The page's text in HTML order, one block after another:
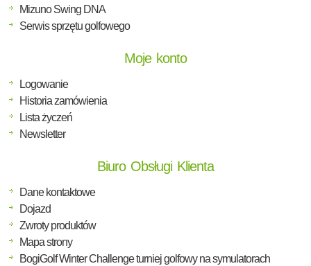
Mizuno Swing DNA
Serwis sprzętu golfowego
Moje konto
Logowanie
Historia zamówienia
Lista życzeń
Newsletter
Biuro Obsługi Klienta
Dane kontaktowe
Dojazd
Zwroty produktów
Mapa strony
BogiGolf Winter Challenge turniej golfowy na symulatorach